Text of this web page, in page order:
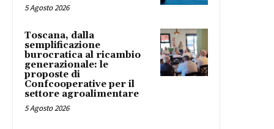
5 Agosto 2026
Toscana, dalla
semplificazione
burocratica al ricambio
generazionale: le
proposte di
Confcooperative per il
settore agroalimentare
5 Agosto 2026